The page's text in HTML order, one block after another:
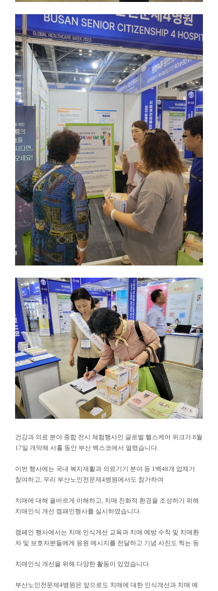
건강과 의료 분야 종합 전시 체험행사인 글로벌 헬스케어 위크가 8월
17일 개막해 사흘 동안 부산 벡스코에서 열렸습니다.
이번 행사에는 국내 복지재활과 의료기기 분야 등 1백48개 업체가
참여하고, 우리 부산노인전문제4병원에서도 참가하여
치매에 대해 올바르게 이해하고, 치매 친화적 환경을 조성하기 위해
치매인식 개선 캠패인행사를 실시하였습니다.
캠페인 행사에서는 치매 인식개선 교육과 치매 예방 수칙 및 치매환
자 및 보호자분들에게 응원 메시지를 전달하고 기념 사진도 찍는 등
치매인식 개선을 위해 다양한 활동이 있었습니다.
부산노인전문제4병원은 앞으로도 치매에 대한 인식개선과 치매 예